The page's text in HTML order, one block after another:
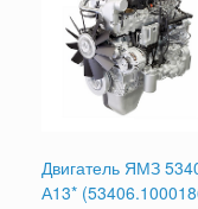
Двигатель ЯМЗ
А13*